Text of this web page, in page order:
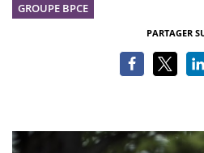
GROUPE BPCE
PARTAGER